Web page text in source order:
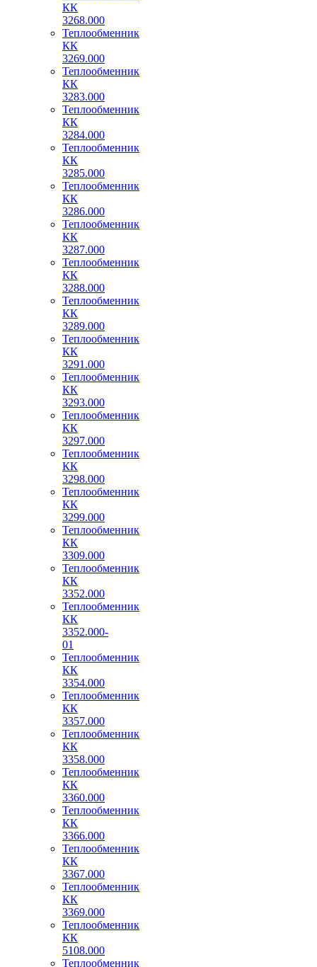
КК
3268.000
Теплообменник
КК
3269.000
Теплообменник
КК
3283.000
Теплообменник
КК
3284.000
Теплообменник
КК
3285.000
Теплообменник
КК
3286.000
Теплообменник
КК
3287.000
Теплообменник
КК
3288.000
Теплообменник
КК
3289.000
Теплообменник
КК
3291.000
Теплообменник
КК
3293.000
Теплообменник
КК
3297.000
Теплообменник
КК
3298.000
Теплообменник
КК
3299.000
Теплообменник
КК
3309.000
Теплообменник
КК
3352.000
Теплообменник
КК
3352.000-
01
Теплообменник
КК
3354.000
Теплообменник
КК
3357.000
Теплообменник
КК
3358.000
Теплообменник
КК
3360.000
Теплообменник
КК
3366.000
Теплообменник
КК
3367.000
Теплообменник
КК
3369.000
Теплообменник
КК
5108.000
Теплообменник